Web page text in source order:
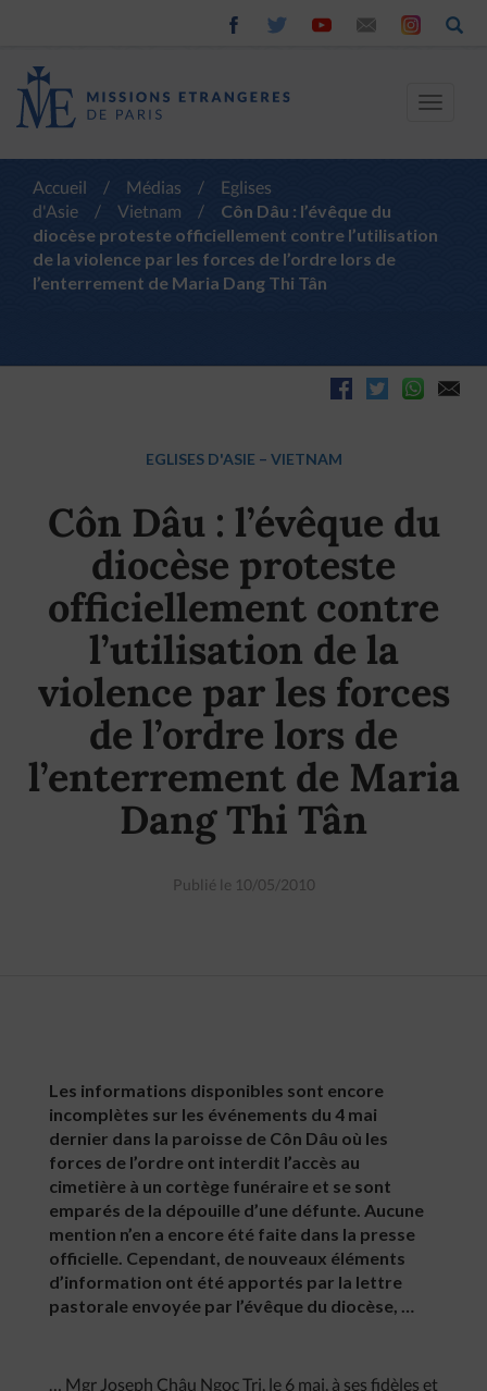
Toggle
Accueil / Médias /
Eglises
d'Asie
/ Vietnam /
Côn Dâu : l’évêque du
diocèse proteste officiellement contre l’utilisation
de la violence par les forces de l’ordre lors de
l’enterrement de Maria Dang Thi Tân
EGLISES D'ASIE – VIETNAM
Côn Dâu : l’évêque du
diocèse proteste
officiellement contre
l’utilisation de la
violence par les forces
de l’ordre lors de
l’enterrement de Maria
Dang Thi Tân
Publié le 10/05/2010
Les informations disponibles sont encore
incomplètes sur les événements du 4 mai
dernier dans la paroisse de Côn Dâu où les
forces de l’ordre ont interdit l’accès au
cimetière à un cortège funéraire et se sont
emparés de la dépouille d’une défunte. Aucune
mention n’en a encore été faite dans la presse
officielle. Cependant, de nouveaux éléments
d’information ont été apportés par la lettre
pastorale envoyée par l’évêque du diocèse, …
… Mgr Joseph Châu Ngoc Tri, le 6 mai, à ses fidèles et